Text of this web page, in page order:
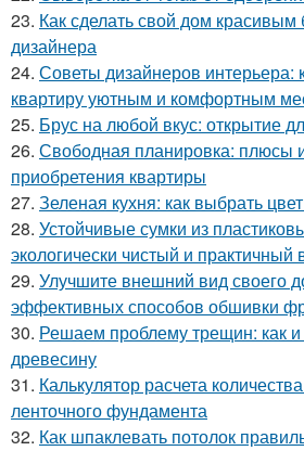
23. Как сделать свой дом
дизайнера
24. Советы дизайнеров интерьера:
квартиру уютным и комфортным
25. Брус на любой вкус: открытие
26. Свободная планировка: плюсы
приобретения квартиры
27. Зеленая кухня: как выбрать
28. Устойчивые сумки из
экологически чистый и практичный
29. Улучшите внешний вид своего
эффективных способов обшивки
30. Решаем проблему трещин: как
древесину
31. Калькулятор расчета
ленточного фундамента
32. Как шпаклевать потолок